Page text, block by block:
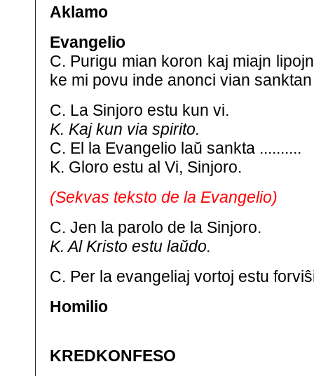
Aklamo
Evangelio
C. Purigu mian koron kaj miajn
ke mi povu inde anonci vian
C. La Sinjoro estu kun vi.
K. Kaj kun via spirito.
C. El la Evangelio laŭ sankta ..........
K. Gloro estu al Vi, Sinjoro.
(Sekvas teksto de la Evangelio)
C. Jen la parolo de la Sinjoro.
K. Al Kristo estu laŭdo.
C. Per la evangeliaj vortoj estu
Homilio
KREDKONFESO